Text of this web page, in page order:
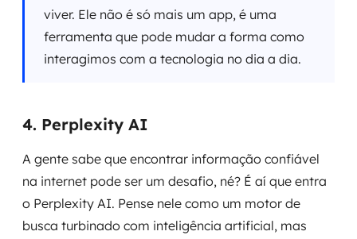
viver. Ele não é só mais um app, é uma
ferramenta que pode mudar a forma como
interagimos com a tecnologia no dia a dia.
4. Perplexity AI
A gente sabe que encontrar informação confiável
na internet pode ser um desafio, né? É aí que entra
o Perplexity AI. Pense nele como um motor de
busca turbinado com inteligência artificial, mas